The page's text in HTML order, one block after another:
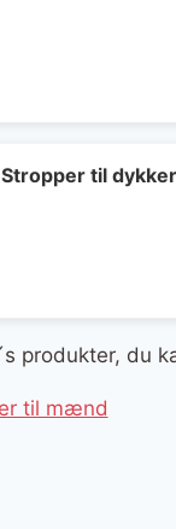
til
produkter, du
til mænd